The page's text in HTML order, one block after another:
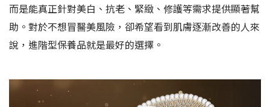
而是能真正針對美白、抗老、緊緻、修護等需求提供顯著幫
助。對於不想冒醫美風險，卻希望看到肌膚逐漸改善的人來
說，進階型保養品就是最好的選擇。